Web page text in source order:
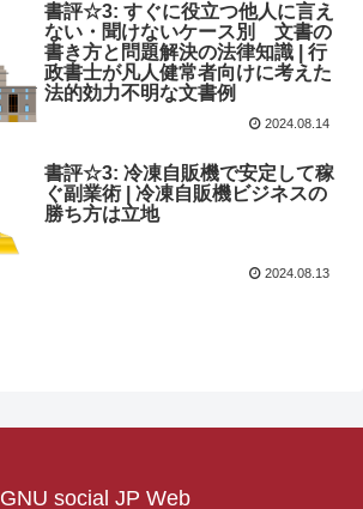
書評☆3: すぐに役立つ他人に言え
ない・聞けないケース別 文書の
書き方と問題解決の法律知識 | 行
政書士が凡人健常者向けに考えた
法的効力不明な文書例
2024.08.14
書評☆3: 冷凍自販機で安定して稼
ぐ副業術 | 冷凍自販機ビジネスの
勝ち方は立地
2024.08.13
GNU social JP Web